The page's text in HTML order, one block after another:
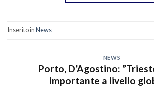
Inserito inNews
NEWS
Porto, D’Agostino:
importante a livello